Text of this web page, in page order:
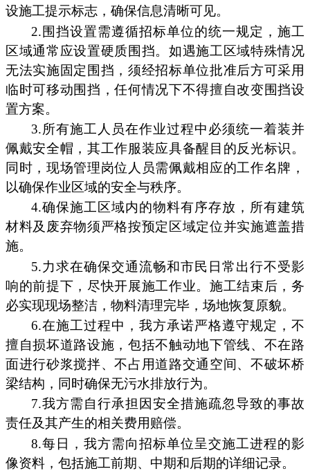
设施工提示标志，确保信息清晰可见。
2.围挡设置需遵循招标单位的统一规定，施工
区域通常应设置硬质围挡。如遇施工区域特殊情况
无法实施固定围挡，须经招标单位批准后方可采用
临时可移动围挡，任何情况下不得擅自改变围挡设
置方案。
3.所有施工人员在作业过程中必须统一着装并
佩戴安全帽，其工作服装应具备醒目的反光标识。
同时，现场管理岗位人员需佩戴相应的工作名牌，
以确保作业区域的安全与秩序。
4.确保施工区域内的物料有序存放，所有建筑
材料及废弃物须严格按预定区域定位并实施遮盖措
施。
5.力求在确保交通流畅和市民日常出行不受影
响的前提下，尽快开展施工作业。施工结束后，务
必实现现场整洁，物料清理完毕，场地恢复原貌。
6.在施工过程中，我方承诺严格遵守规定，不
擅自损坏道路设施，包括不触动地下管线、不在路
面进行砂浆搅拌、不占用道路交通空间、不破坏桥
梁结构，同时确保无污水排放行为。
7.我方需自行承担因安全措施疏忽导致的事故
责任及其产生的相关费用赔偿。
8.每日，我方需向招标单位呈交施工进程的影
像资料，包括施工前期、中期和后期的详细记录。